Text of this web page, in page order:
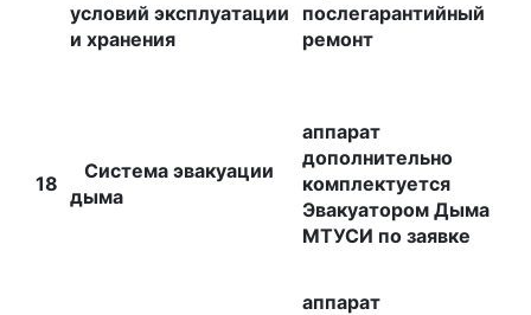
условий эксплуатации
и хранения
послегарантийный
ремонт
18
Система эвакуации
дыма
аппарат
дополнительно
комплектуется
Эвакуатором Дыма
МТУСИ по заявке
аппарат